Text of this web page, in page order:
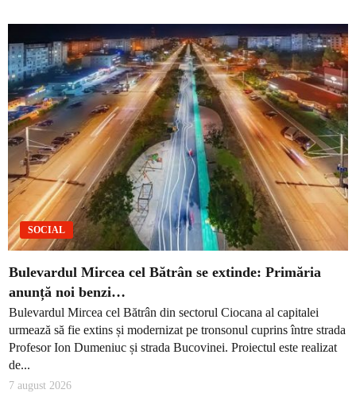
SOCIAL
Bulevardul Mircea cel Bătrân se extinde: Primăria
anunță noi benzi…
Bulevardul Mircea cel Bătrân din sectorul Ciocana al capitalei
urmează să fie extins și modernizat pe tronsonul cuprins între strada
Profesor Ion Dumeniuc și strada Bucovinei. Proiectul este realizat
de...
7 august 2026